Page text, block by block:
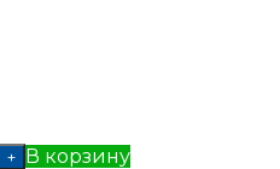
+ В корзину